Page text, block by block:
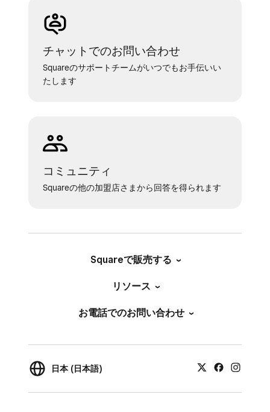
チャットでのお問い合わせ
Squareのサポートチームがいつでもお手伝いい
たします
コミュニティ
Squareの他の加盟店さまから回答を得られます
Squareで販売する
リソース
お電話でのお問い合わせ
日本 (日本語)